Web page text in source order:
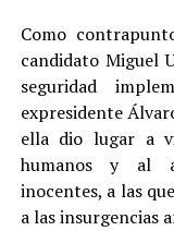
Como
candidato Miguel
seguridad
expresidente
ella dio lugar a
humanos y al
inocentes, a las
a las insurgencias